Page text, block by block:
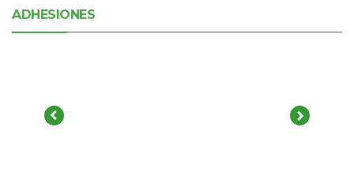
ADHESIONES